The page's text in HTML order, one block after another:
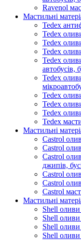
Ravenol
Мастильні
Tedex
Tedex
Tedex
Tedex
Tedex
автобусів,
Tedex
Tedex
Tedex
Tedex
Tedex
Мастильні
Castrol
Castrol
Castrol
джипів,
Castrol
Castrol
Castrol
Мастильні
Shell оливи
Shell оливи
Shell оливи
Shell оливи